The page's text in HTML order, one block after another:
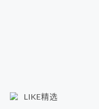
LIKE精选